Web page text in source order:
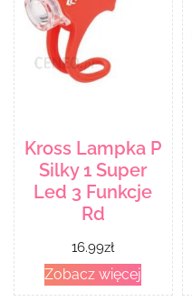
Kross Lampka P
Silky 1 Super
Led 3 Funkcje
Rd
16.99zł
Zobacz więcej